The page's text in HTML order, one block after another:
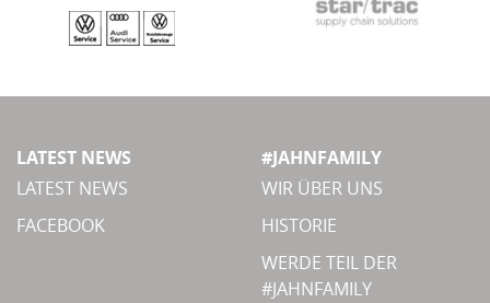
LATEST NEWS
LATEST NEWS
FACEBOOK
#JAHNFAMILY
WIR ÜBER UNS
HISTORIE
WERDE TEIL DER
#JAHNFAMILY